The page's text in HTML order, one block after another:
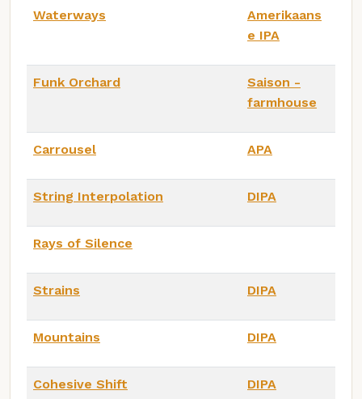
Waterways
Amerikaans
e IPA
Funk Orchard
Saison -
farmhouse
Carrousel APA
String Interpolation DIPA
Rays of Silence
Strains DIPA
Mountains DIPA
Cohesive Shift DIPA